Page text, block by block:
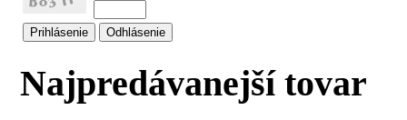
Najpredávanejší tovar